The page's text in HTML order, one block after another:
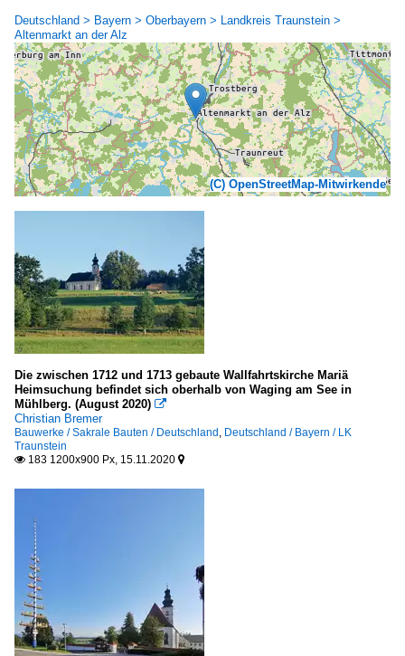
Deutschland > Bayern > Oberbayern > Landkreis Traunstein >
Altenmarkt an der Alz
(C) OpenStreetMap-Mitwirkende
Die zwischen 1712 und 1713 gebaute Wallfahrtskirche Mariä
Heimsuchung befindet sich oberhalb von Waging am See in
Mühlberg. (August 2020) 
Christian Bremer
Bauwerke / Sakrale Bauten / Deutschland , Deutschland / Bayern / LK
Traunstein
 183 1200x900 Px, 15.11.2020 